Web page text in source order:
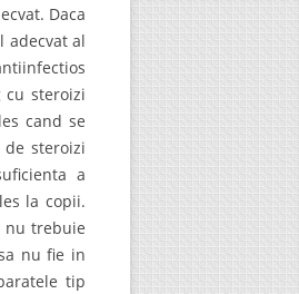
Daca
adecvat al
cu steroizi
cand se
de steroizi
a
la copii.
nu trebuie
nu fie in
tip